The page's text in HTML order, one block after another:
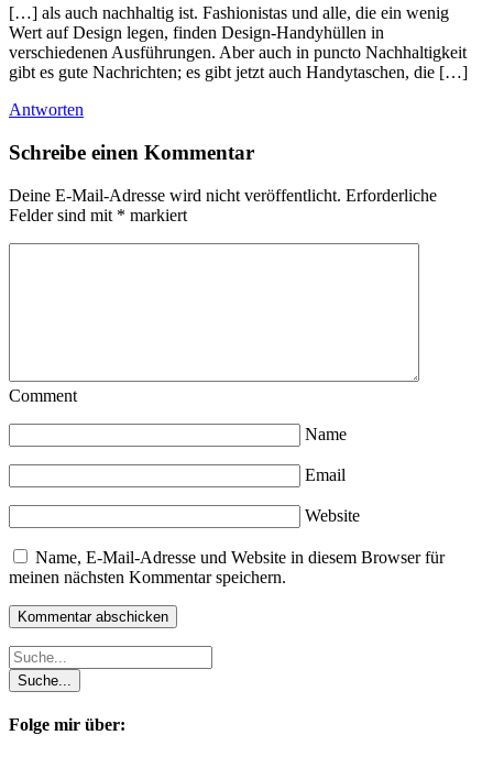
[…] als auch nachhaltig ist. Fashionistas und alle, die ein wenig
Wert auf Design legen, finden Design-Handyhüllen in
verschiedenen Ausführungen. Aber auch in puncto Nachhaltigkeit
gibt es gute Nachrichten; es gibt jetzt auch Handytaschen, die […]
Antworten
Schreibe einen Kommentar
Deine E-Mail-Adresse wird nicht veröffentlicht. Erforderliche
Felder sind mit * markiert
Comment
Name
Email
Website
Name, E-Mail-Adresse und Website in diesem Browser für
meinen nächsten Kommentar speichern.
Folge mir über: